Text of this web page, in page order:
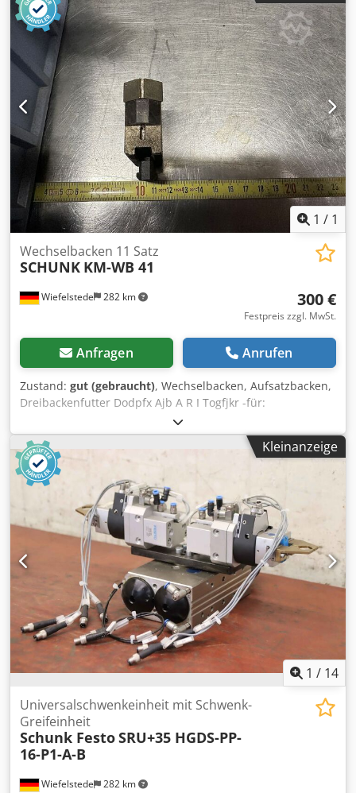
1 / 1
Wiefelstede 282 km
Wechselbacken 11 Satz
SCHUNK KM-WB 41
300 €
Festpreis zzgl. MwSt.
Anfragen Anrufen
Zustand: gut (gebraucht), Wechselbacken, Aufsatzbacken,
Dreibackenfutter Dodpfx Ajb A R I Togfjkr -für:
Kraftspannfutter -4 Satz: harte Backen -7 Satz: weiche
Backen -Mit geschliffener Nut und Spitzverzahnung
Steigung: 1,5 mm -Preis: komplett -Gewicht: 6 kgKleinanzeige
1 / 14
Wiefelstede 282 km
Universalschwenkeinheit mit Schwenk-
Greifeinheit
Schunk FestoSRU+35 HGDS-PP-
16-P1-A-B